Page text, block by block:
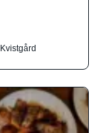
Kvistgård